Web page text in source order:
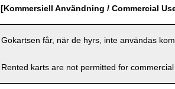
[Kommersiell Användning / Commercial
Gokartsen får, när de hyrs, inte användas
Rented karts are not permitted for